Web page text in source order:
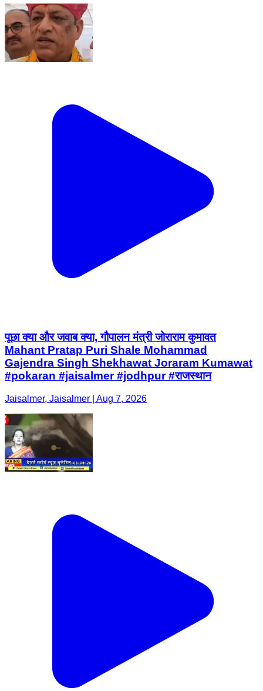
पूछा क्या और जवाब क्या, गौपालन मंत्री जोराराम कुमावत
Mahant Pratap Puri Shale Mohammad
Gajendra Singh Shekhawat Joraram Kumawat
#pokaran #jaisalmer #jodhpur #राजस्थान
Jaisalmer, Jaisalmer | Aug 7, 2026